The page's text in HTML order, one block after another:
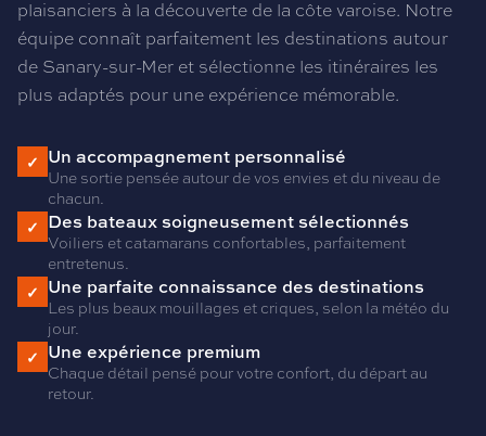
plaisanciers à la découverte de la côte varoise. Notre
équipe connaît parfaitement les destinations autour
de Sanary-sur-Mer et sélectionne les itinéraires les
plus adaptés pour une expérience mémorable.
✓ Un accompagnement personnalisé
Une sortie pensée autour de vos envies et du niveau de
chacun.
✓ Des bateaux soigneusement sélectionnés
Voiliers et catamarans confortables, parfaitement
entretenus.
✓ Une parfaite connaissance des destinations
Les plus beaux mouillages et criques, selon la météo du
jour.
✓ Une expérience premium
Chaque détail pensé pour votre confort, du départ au
retour.